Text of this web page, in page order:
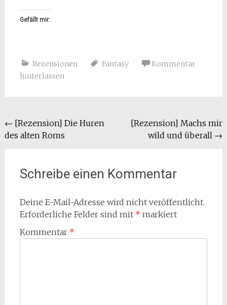
Gefällt mir:
Rezensionen Fantasy
Kommentar
hinterlassen
Beitragsnavigation
← [Rezension] Die Huren
des alten Roms
[Rezension] Machs mir
wild und überall →
Schreibe einen Kommentar
Deine E-Mail-Adresse wird nicht veröffentlicht.
Erforderliche Felder sind mit * markiert
Kommentar *